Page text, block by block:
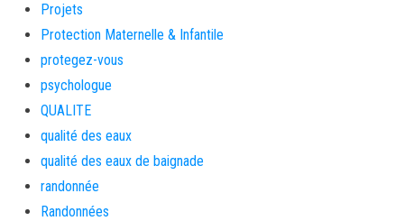
Projets
Protection Maternelle & Infantile
protegez-vous
psychologue
QUALITE
qualité des eaux
qualité des eaux de baignade
randonnée
Randonnées